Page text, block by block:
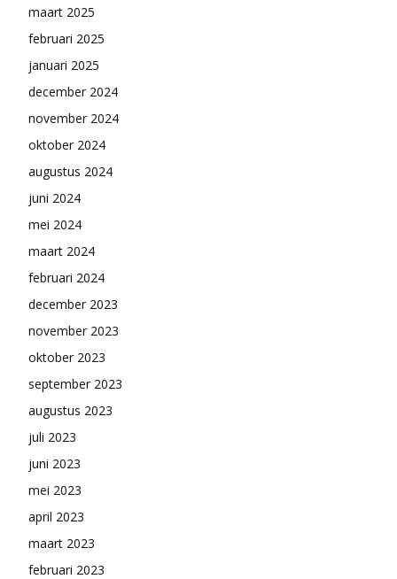
maart 2025
februari 2025
januari 2025
december 2024
november 2024
oktober 2024
augustus 2024
juni 2024
mei 2024
maart 2024
februari 2024
december 2023
november 2023
oktober 2023
september 2023
augustus 2023
juli 2023
juni 2023
mei 2023
april 2023
maart 2023
februari 2023